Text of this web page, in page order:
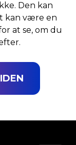
Den kan
kan være en
at se, om du